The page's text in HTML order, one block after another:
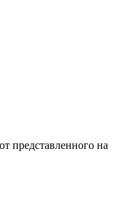
представленного на